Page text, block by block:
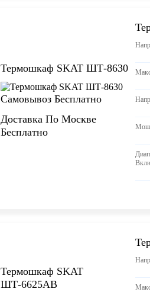
Термошкаф SKAT ШТ-8630
Самовывоз Бесплатно
Доставка По Москве
Бесплатно
Термошкаф SKAT
ШТ-6625АВ